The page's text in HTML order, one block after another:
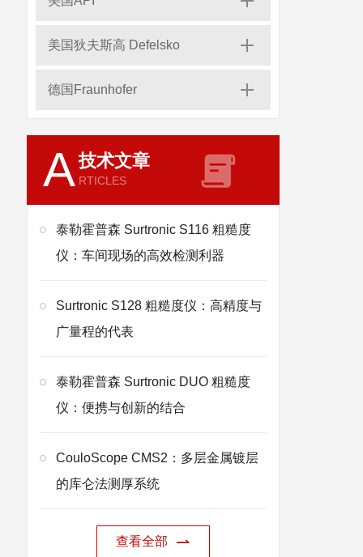
美国狄夫斯高 Defelsko
德国Fraunhofer
A技术文章
RTICLES
泰勒霍普森 Surtronic S116 粗糙度
仪：车间现场的高效检测利器
Surtronic S128 粗糙度仪：高精度与
广量程的代表
泰勒霍普森 Surtronic DUO 粗糙度
仪：便携与创新的结合
CouloScope CMS2：多层金属镀层
的库仑法测厚系统
查看全部